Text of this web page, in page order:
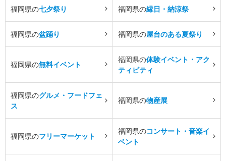
福岡県の七夕祭り 福岡県の縁日・納涼祭
福岡県の盆踊り 福岡県の屋台のある夏祭り
福岡県の無料イベント
福岡県の体験イベント・アク
ティビティ
福岡県のグルメ・フードフェ
ス
福岡県の物産展
福岡県のフリーマーケット
福岡県のコンサート・音楽イ
ベント